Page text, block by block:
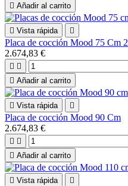
 Añadir al carrito
 Vista rápida 
Placa de cocción Mood 75 Cm 2
2.674,83 €
 
 Añadir al carrito
 Vista rápida 
Placa de cocción Mood 90 Cm
2.674,83 €
 
 Añadir al carrito
 Vista rápida 